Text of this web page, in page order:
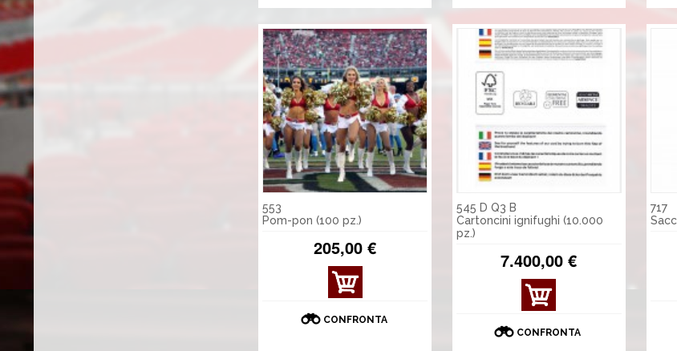
I
553
Pom-pon (100 pz.)
205,00 €
CONFRONTA
545 D Q3 B
Cartoncini ignifughi (10.000
pz.)
7.400,00 €
CONFRONTA
717